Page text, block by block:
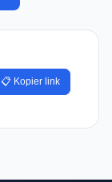
📋 Kopier link